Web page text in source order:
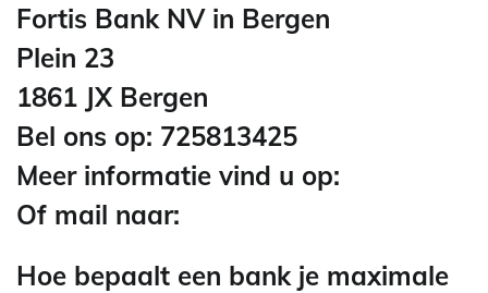
Fortis Bank NV in Bergen
Plein 23
1861 JX Bergen
Bel ons op: 725813425
Meer informatie vind u op:
Of mail naar:
Hoe bepaalt een bank je maximale